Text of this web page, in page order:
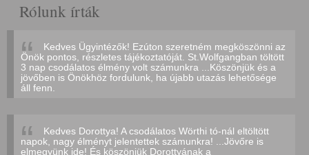
Rólunk írták
Kedves Ügyintézők! Ezúton szeretném megköszönni az
Önök pontos, részletes tájékoztatóját. St.Wolfgangban töltött
3 nap csodálatos élmény volt számunkra ...Köszönjük és a
jövőben is Önökhöz fordulunk, ha újabb utazás lehetősége
áll fenn.
Kedves Dorottya! A csodálatos Wörthi tó-nál eltöltött
napok, nagy élményt jelentettek számunkra! ...Jövőre is
elmegyünk ide! És köszönjük Dorottyának a